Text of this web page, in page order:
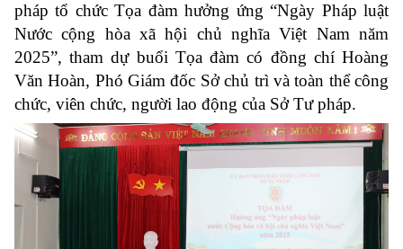
pháp tổ chức Tọa đàm hưởng ứng “Ngày Pháp luật
Nước cộng hòa xã hội chủ nghĩa Việt Nam năm
2025”, tham dự buổi Tọa đàm có đồng chí Hoàng
Văn Hoàn, Phó Giám đốc Sở chủ trì và toàn thể công
chức, viên chức, người lao động của Sở Tư pháp.